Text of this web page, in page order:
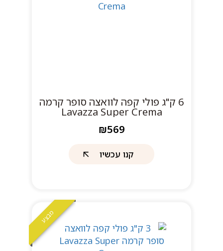
6 ק"ג פולי קפה לוואצה סופר קרמה
Lavazza Super Crema
₪569
קנו עכשיו
מבצע